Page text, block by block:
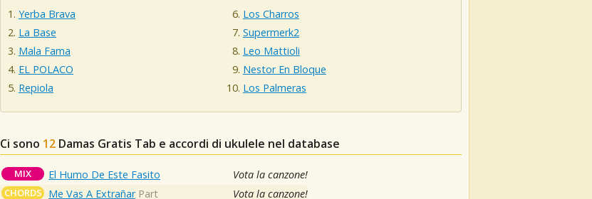
Yerba Brava
La Base
Mala Fama
EL POLACO
Repiola
Los Charros
Supermerk2
Leo Mattioli
Nestor En Bloque
Los Palmeras
Ci sono 12 Damas Gratis Tab e accordi di ukulele nel database
MIX El Humo De Este Fasito Vota la canzone!
CHORDS Me Vas A Extrañar Part Vota la canzone!